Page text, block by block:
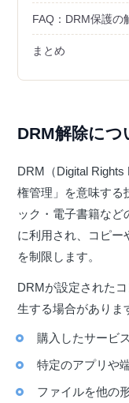
FAQ：DRM保護の
まとめ
DRM解除につ
DRM（Digital
権管理」を意味する
ック・電子書籍な
に利用され、コピ
を制限します。
DRMが設定された
生する場合がありま
購入したサービ
特定のアプリや
ファイルを他の